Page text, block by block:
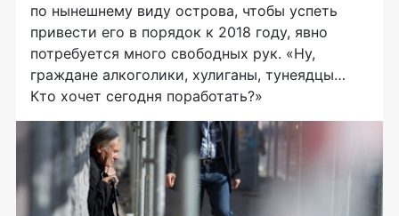
по нынешнему виду острова, чтобы успеть
привести его в порядок к 2018 году, явно
потребуется много свободных рук. «Ну,
граждане алкоголики, хулиганы, тунеядцы…
Кто хочет сегодня поработать?»